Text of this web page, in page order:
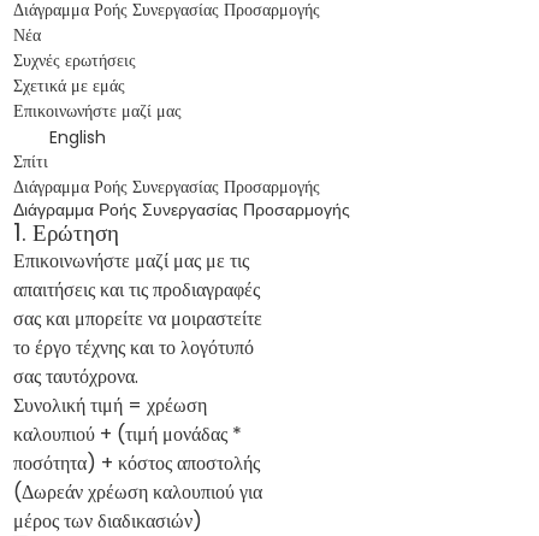
Διάγραμμα Ροής Συνεργασίας Προσαρμογής
Νέα
Συχνές ερωτήσεις
Σχετικά με εμάς
Επικοινωνήστε μαζί μας
English
Σπίτι
Διάγραμμα Ροής Συνεργασίας Προσαρμογής
Διάγραμμα Ροής Συνεργασίας Προσαρμογής
1. Ερώτηση
Επικοινωνήστε μαζί μας με τις
απαιτήσεις και τις προδιαγραφές
σας και μπορείτε να μοιραστείτε
το έργο τέχνης και το λογότυπό
σας ταυτόχρονα.
Συνολική τιμή = χρέωση
καλουπιού + (τιμή μονάδας *
ποσότητα) + κόστος αποστολής
(Δωρεάν χρέωση καλουπιού για
μέρος των διαδικασιών)